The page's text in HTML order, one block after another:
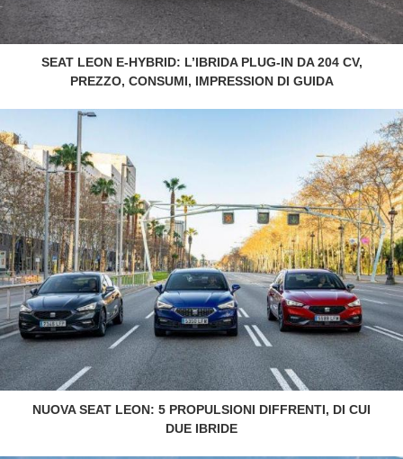
SEAT LEON E-HYBRID: L’IBRIDA PLUG-IN DA 204 CV,
PREZZO, CONSUMI, IMPRESSION DI GUIDA
NUOVA SEAT LEON: 5 PROPULSIONI DIFFRENTI, DI CUI
DUE IBRIDE